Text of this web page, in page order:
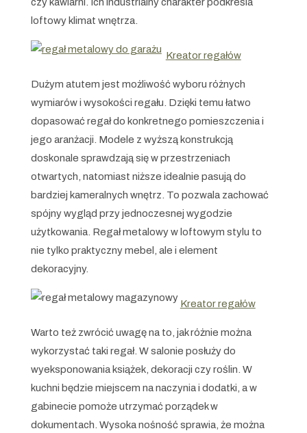
loftowy klimat wnętrza.
Kreator regałów
Dużym atutem jest możliwość wyboru różnych
wymiarów i wysokości regału. Dzięki temu łatwo
dopasować regał do konkretnego pomieszczenia i
jego aranżacji. Modele z wyższą konstrukcją
doskonale sprawdzają się w przestrzeniach
otwartych, natomiast niższe idealnie pasują do
bardziej kameralnych wnętrz. To pozwala zachować
spójny wygląd przy jednoczesnej wygodzie
użytkowania. Regał metalowy w loftowym stylu to
nie tylko praktyczny mebel, ale i element
dekoracyjny.
Kreator regałów
Warto też zwrócić uwagę na to, jak różnie można
wykorzystać taki regał. W salonie posłuży do
wyeksponowania książek, dekoracji czy roślin. W
kuchni będzie miejscem na naczynia i dodatki, a w
gabinecie pomoże utrzymać porządek w
dokumentach. Wysoka nośność sprawia, że można